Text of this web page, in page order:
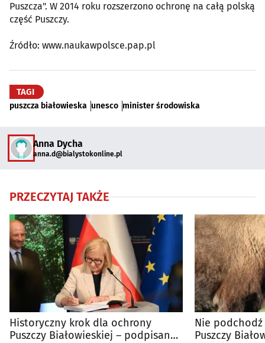
Puszcza". W 2014 roku rozszerzono ochronę na całą polską
część Puszczy.
Źródło: www.naukawpolsce.pap.pl
TAGI
puszcza białowieska unesco minister środowiska
Anna Dycha
anna.d@bialystokonline.pl
PRZECZYTAJ TAKŻE
Historyczny krok dla ochrony
Puszczy Białowieskiej – podpisano
Nie podchodź
Puszczy